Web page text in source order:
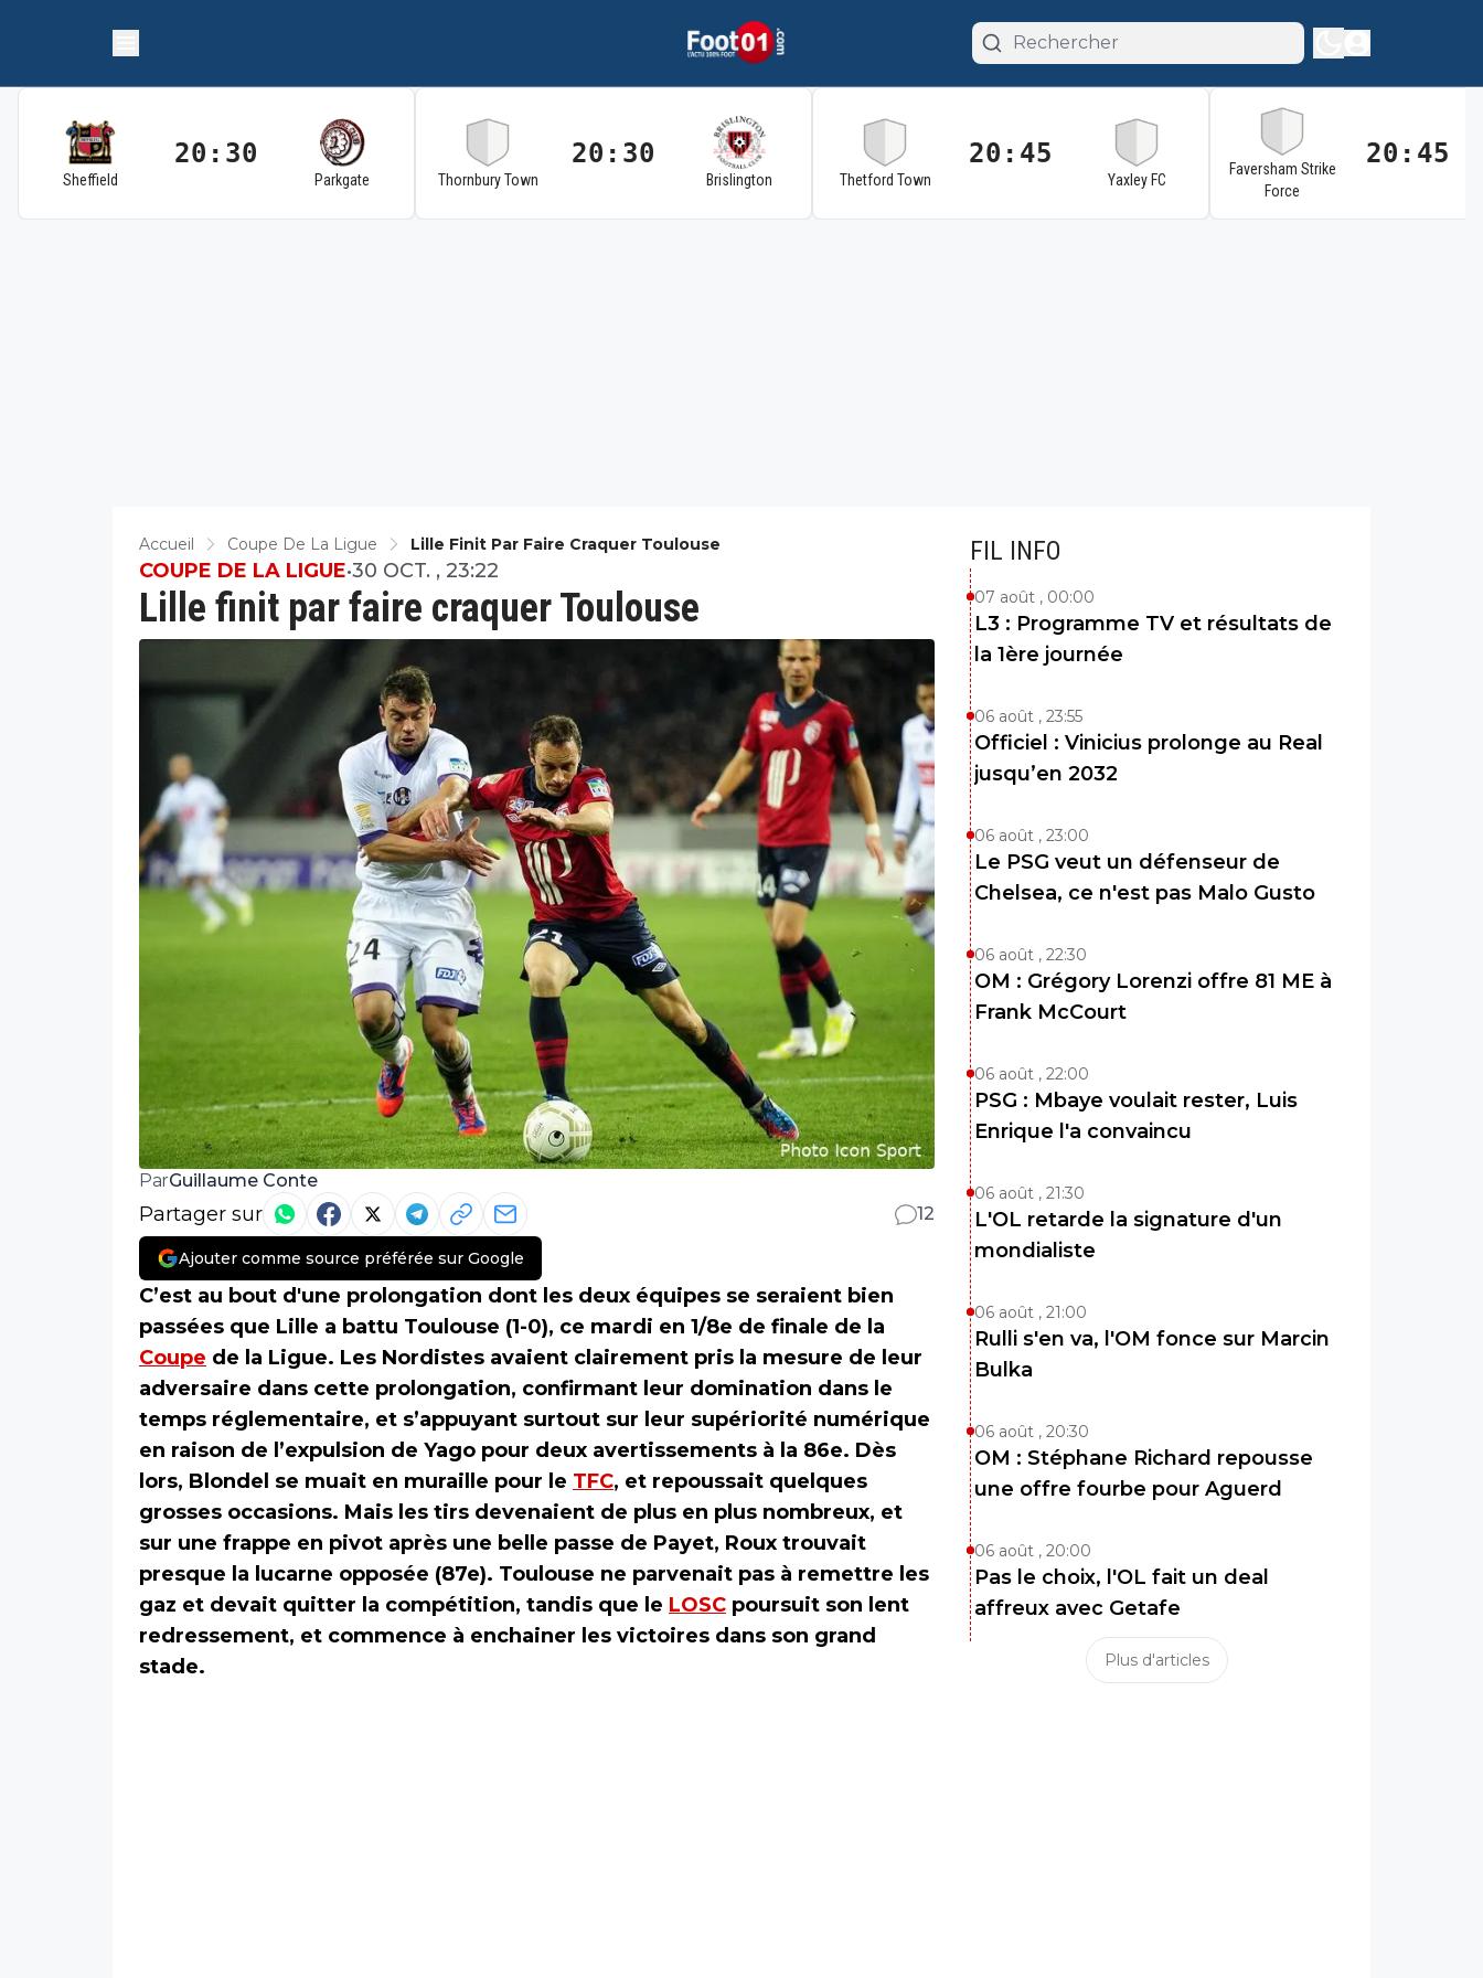
Sheffield
20:30
Parkgate Thornbury Town
20:30
Brislington Thetford Town
20:45
Yaxley FC
Faversham Strike
Force
20:45
Accueil Coupe De La Ligue Lille Finit Par Faire Craquer Toulouse
Lille finit par faire craquer Toulouse
COUPE DE LA LIGUE•30 OCT. , 23:22
ParGuillaume Conte
Partager sur 12
Ajouter comme source préférée sur Google
C’est au bout d'une prolongation dont les deux équipes se seraient bien
passées que Lille a battu Toulouse (1-0), ce mardi en 1/8e de finale de la
Coupe de la Ligue. Les Nordistes avaient clairement pris la mesure de leur
adversaire dans cette prolongation, confirmant leur domination dans le
temps réglementaire, et s’appuyant surtout sur leur supériorité numérique
en raison de l’expulsion de Yago pour deux avertissements à la 86e. Dès
lors, Blondel se muait en muraille pour le TFC, et repoussait quelques
grosses occasions. Mais les tirs devenaient de plus en plus nombreux, et
sur une frappe en pivot après une belle passe de Payet, Roux trouvait
presque la lucarne opposée (87e). Toulouse ne parvenait pas à remettre les
gaz et devait quitter la compétition, tandis que le LOSC poursuit son lent
redressement, et commence à enchainer les victoires dans son grand
stade.
FIL INFO
07 août , 00:00
L3 : Programme TV et résultats de
la 1ère journée
06 août , 23:55
Officiel : Vinicius prolonge au Real
jusqu’en 2032
06 août , 23:00
Le PSG veut un défenseur de
Chelsea, ce n'est pas Malo Gusto
06 août , 22:30
OM : Grégory Lorenzi offre 81 ME à
Frank McCourt
06 août , 22:00
PSG : Mbaye voulait rester, Luis
Enrique l'a convaincu
06 août , 21:30
L'OL retarde la signature d'un
mondialiste
06 août , 21:00
Rulli s'en va, l'OM fonce sur Marcin
Bulka
06 août , 20:30
OM : Stéphane Richard repousse
une offre fourbe pour Aguerd
06 août , 20:00
Pas le choix, l'OL fait un deal
affreux avec Getafe
Plus d'articles